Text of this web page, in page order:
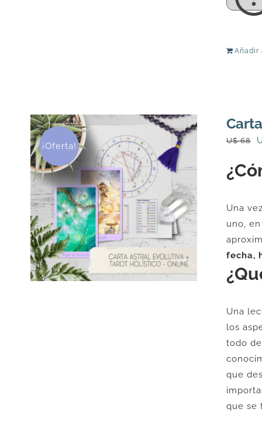
Añadir
¡Oferta!
U$68
Una
uno,
fecha,
Una
los
todo
que
que se